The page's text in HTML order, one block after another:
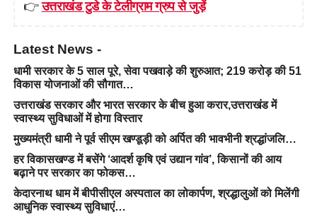
👉उत्तराखंड टुडे के टेलीग्राम ग्रुप से जुड़ें
Latest News -
धामी सरकार के 5 साल पूरे, सेवा पखवाड़े की शुरुआत; 219 करोड़ की 51
विकास योजनाओं की सौगात…
उत्तराखंड सरकार और भारत सरकार के बीच हुआ करार,उत्तराखंड में
स्वास्थ्य सुविधाओं में होगा विस्तार
मुख्यमंत्री धामी ने पूर्व सीएम खण्डूड़ी को अर्पित की भावभीनी श्रद्धांजलि…
हर विकासखण्ड में बसेंगे ‘आदर्श कृषि एवं उद्यान गांव’, किसानों की आय
बढ़ाने पर सरकार का फोकस…
केदारनाथ धाम में बीपीसीएल अस्पताल का लोकार्पण, श्रद्धालुओं को मिलेंगी
आधुनिक स्वास्थ्य सुविधाएं…